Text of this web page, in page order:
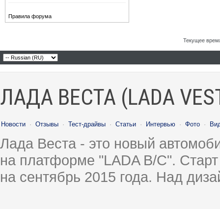
Правила форума
Текущее
ЛАДА ВЕСТА (LADA
Новости · Отзывы · Тест-драйвы · Статьи · Интервью · Фото ·
Лада Веста - это новый
на платформе "LADA B/C".
на сентябрь 2015 года. Над